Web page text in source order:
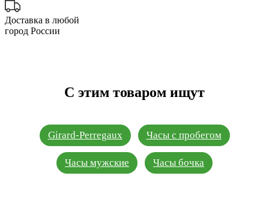
Доставка в любой
город России
С этим товаром ищут
Girard-Perregaux Часы с пробегом
Часы мужские Часы бочка